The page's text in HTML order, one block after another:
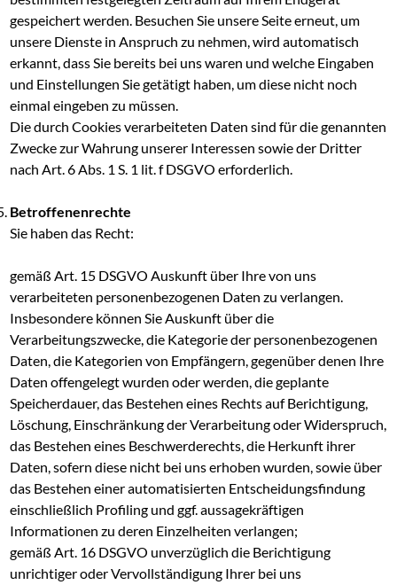
gespeichert werden. Besuchen Sie unsere Seite erneut, um
unsere Dienste in Anspruch zu nehmen, wird automatisch
erkannt, dass Sie bereits bei uns waren und welche Eingaben
und Einstellungen Sie getätigt haben, um diese nicht noch
einmal eingeben zu müssen.
Die durch Cookies verarbeiteten Daten sind für die genannten
Zwecke zur Wahrung unserer Interessen sowie der Dritter
nach Art. 6 Abs. 1 S. 1 lit. f DSGVO erforderlich.
Betroffenenrechte
Sie haben das Recht:
gemäß Art. 15 DSGVO Auskunft über Ihre von uns
verarbeiteten personenbezogenen Daten zu verlangen.
Insbesondere können Sie Auskunft über die
Verarbeitungszwecke, die Kategorie der personenbezogenen
Daten, die Kategorien von Empfängern, gegenüber denen Ihre
Daten offengelegt wurden oder werden, die geplante
Speicherdauer, das Bestehen eines Rechts auf Berichtigung,
Löschung, Einschränkung der Verarbeitung oder Widerspruch,
das Bestehen eines Beschwerderechts, die Herkunft ihrer
Daten, sofern diese nicht bei uns erhoben wurden, sowie über
das Bestehen einer automatisierten Entscheidungsfindung
einschließlich Profiling und ggf. aussagekräftigen
Informationen zu deren Einzelheiten verlangen;
gemäß Art. 16 DSGVO unverzüglich die Berichtigung
unrichtiger oder Vervollständigung Ihrer bei uns